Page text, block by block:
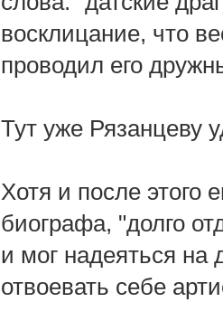
восклицание, что
проводил его
Тут уже Рязанцеву
Хотя и после
биографа, "долго
и мог надеяться на
отвоевать себе